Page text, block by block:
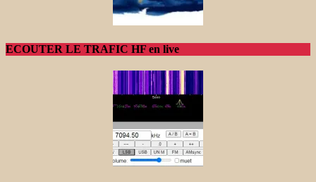
ECOUTER LE TRAFIC HF en live